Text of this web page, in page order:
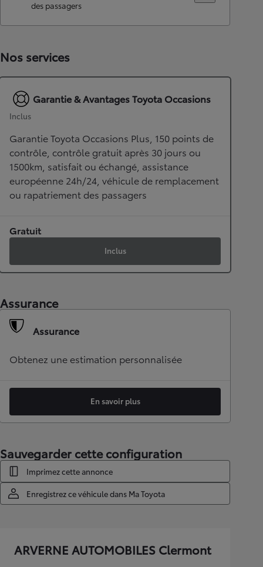
des passagers
Nos services
Garantie & Avantages Toyota Occasions
Inclus
Garantie Toyota Occasions Plus, 150 points de
contrôle, contrôle gratuit après 30 jours ou
1500km, satisfait ou échangé, assistance
européenne 24h/24, véhicule de remplacement
ou rapatriement des passagers
Gratuit
Inclus
Assurance
Assurance
Obtenez une estimation personnalisée
En savoir plus
Sauvegarder cette configuration
Imprimez cette annonce
Enregistrez ce véhicule dans Ma Toyota
ARVERNE AUTOMOBILES Clermont